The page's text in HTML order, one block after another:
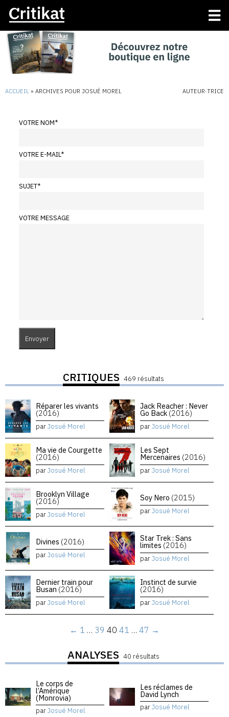
ACCUEIL » ARCHIVES POUR JOSUÉ MOREL AUTEUR·TRICE
VOTRE NOM*
VOTRE E-MAIL*
SUJET*
VOTRE MESSAGE
CRITIQUES 469 résultats
Réparer les vivants
(2016)
parJosué Morel
Jack Reacher : Never
Go Back (2016)
parJosué Morel
Ma vie de Courgette
(2016)
parJosué Morel
Les Sept
Mercenaires (2016)
parJosué Morel
Brooklyn Village
(2016)
parJosué Morel
Soy Nero (2015)
parJosué Morel
Divines (2016)
parJosué Morel
Star Trek : Sans
limites (2016)
parJosué Morel
Dernier train pour
Busan (2016)
parJosué Morel
Instinct de survie
(2016)
parJosué Morel
← 1 … 39 40 41 … 47 →
ANALYSES 40 résultats
Le corps de
l’Amérique
(Monrovia)
parJosué Morel
Les réclames de
David Lynch
parJosué Morel